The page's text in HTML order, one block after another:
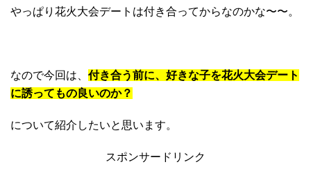
やっぱり花火大会デートは付き合ってからなのかな〜〜。
なので今回は、 付き合う前に、好きな子を花火大会デート
に誘ってもの良いのか？
について紹介したいと思います。
スポンサードリンク